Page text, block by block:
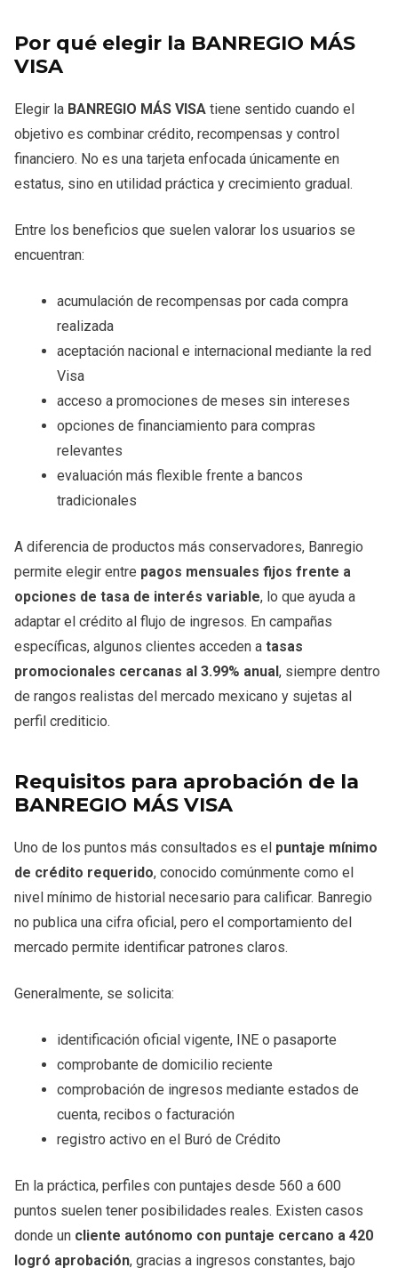
Por qué elegir la BANREGIO MÁS
VISA
Elegir la BANREGIO MÁS VISA tiene sentido cuando el
objetivo es combinar crédito, recompensas y control
financiero. No es una tarjeta enfocada únicamente en
estatus, sino en utilidad práctica y crecimiento gradual.
Entre los beneficios que suelen valorar los usuarios se
encuentran:
acumulación de recompensas por cada compra
realizada
aceptación nacional e internacional mediante la red
Visa
acceso a promociones de meses sin intereses
opciones de financiamiento para compras
relevantes
evaluación más flexible frente a bancos
tradicionales
A diferencia de productos más conservadores, Banregio
permite elegir entre pagos mensuales fijos frente a
opciones de tasa de interés variable, lo que ayuda a
adaptar el crédito al flujo de ingresos. En campañas
específicas, algunos clientes acceden a tasas
promocionales cercanas al 3.99% anual, siempre dentro
de rangos realistas del mercado mexicano y sujetas al
perfil crediticio.
Requisitos para aprobación de la
BANREGIO MÁS VISA
Uno de los puntos más consultados es el puntaje mínimo
de crédito requerido, conocido comúnmente como el
nivel mínimo de historial necesario para calificar. Banregio
no publica una cifra oficial, pero el comportamiento del
mercado permite identificar patrones claros.
Generalmente, se solicita:
identificación oficial vigente, INE o pasaporte
comprobante de domicilio reciente
comprobación de ingresos mediante estados de
cuenta, recibos o facturación
registro activo en el Buró de Crédito
En la práctica, perfiles con puntajes desde 560 a 600
puntos suelen tener posibilidades reales. Existen casos
donde un cliente autónomo con puntaje cercano a 420
logró aprobación, gracias a ingresos constantes, bajo